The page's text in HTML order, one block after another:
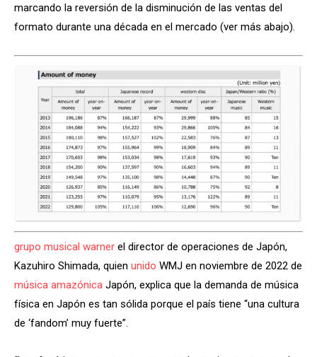
marcando la reversión de la disminución de las ventas del
formato durante una década en el mercado (ver más abajo).
grupo musical warner el director de operaciones de Japón,
Kazuhiro Shimada, quien unido WMJ en noviembre de 2022 de
música amazónica Japón, explica que la demanda de música
física en Japón es tan sólida porque el país tiene “una cultura
de ‘fandom’ muy fuerte”.